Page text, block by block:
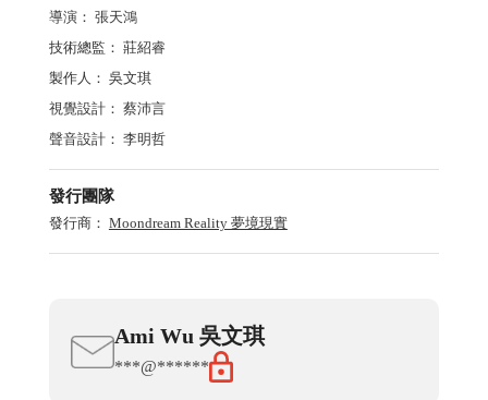
導演： 張天鴻
技術總監： 莊紹睿
製作人： 吳文琪
視覺設計： 蔡沛言
聲音設計： 李明哲
發行團隊
發行商： Moondream Reality 夢境現實
Ami Wu 吳文琪
***@******